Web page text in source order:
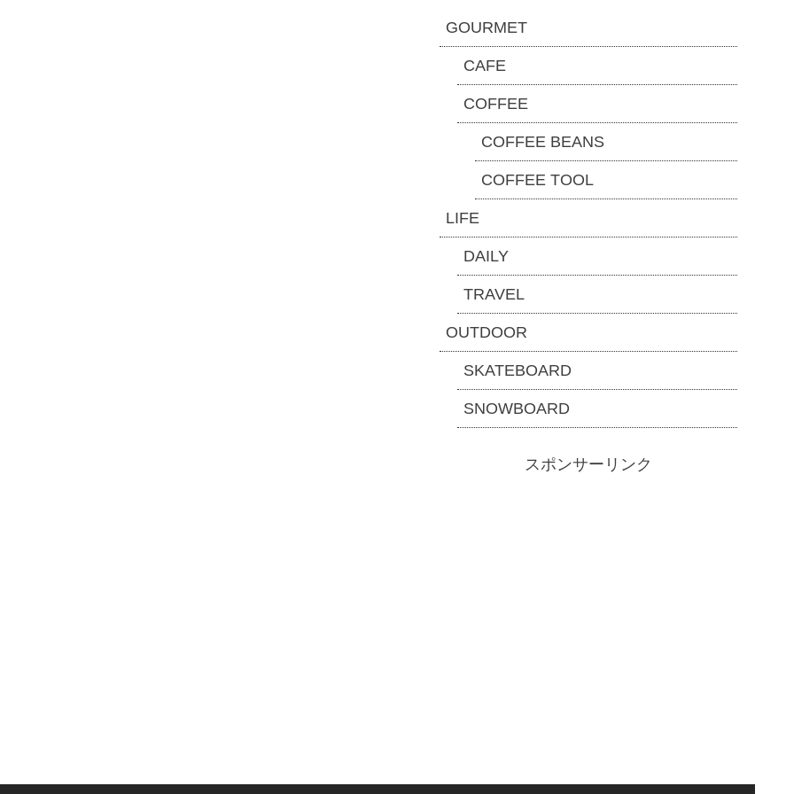
GOURMET
CAFE
COFFEE
COFFEE BEANS
COFFEE TOOL
LIFE
DAILY
TRAVEL
OUTDOOR
SKATEBOARD
SNOWBOARD
スポンサーリンク